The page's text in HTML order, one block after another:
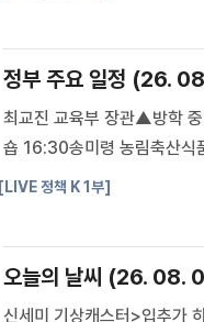
정부 주요 일정 (26.
최교진 교육부 장관▲방학
숍 16:30송미령 농림축산
기술정보통신부 장관▲스마
[LIVE 정책 K 1부]
오늘의 날씨 (26. 08.
신세미 기상캐스터>입추가